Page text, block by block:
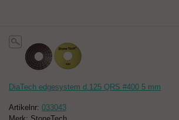
DiaTech edgesystem d.125 QRS #400 5 mm
Artikelnr: 033043